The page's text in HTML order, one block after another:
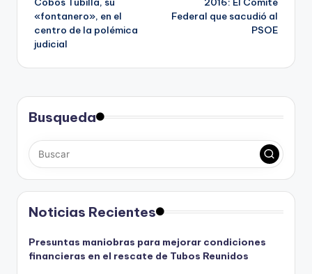
entradas
«fontanero», en el
centro de la polémica
judicial
Federal que sacudió al
PSOE
Busqueda
Noticias Recientes
Presuntas maniobras para mejorar condiciones
financieras en el rescate de Tubos Reunidos